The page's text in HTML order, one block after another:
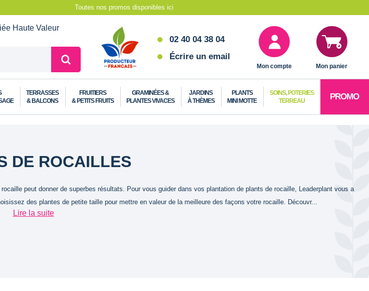
Toutes nos promos disponibles ici
Haute Valeur
02 40 04 38 04
Écrire un email
Mon compte Mon panier
TERRASSES
& BALCONS
FRUITIERS
& PETITS FRUITS
GRAMINÉES &
PLANTES VIVACES
JARDINS
À THÈMES
PLANTS
MINI MOTTE
SOINS, POTERIES
TERREAU
PROMO
DE ROCAILLES
peut donner de superbes résultats. Pour vous guider dans vos plantation de plants de rocaille, Leaderplant vous a
des plantes de petite taille pour mettre en valeur de la meilleure des façons votre rocaille. Découvr...
Lire la suite